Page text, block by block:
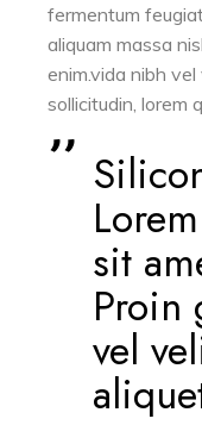
fermentum
aliquam massa
enim.vida nibh
sollicitudin, lorem
sit
Proin
vel